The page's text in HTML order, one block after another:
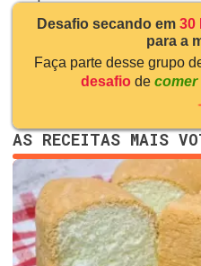
Desafio secando em 30
para a
Faça parte desse grupo
desafio de comer
AS RECEITAS MAIS